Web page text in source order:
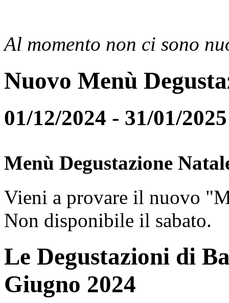
Al momento non ci sono
Nuovo Menù
01/12/2024 - 31/01/2025
Menù Degustazione
Vieni a provare il nuovo
Non disponibile il sabato.
Le Degustazioni di
Giugno 2024